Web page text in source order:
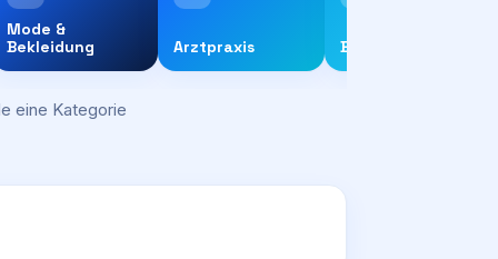
Mode &
Bekleidung
Arztpraxis Beratung
eine Kategorie